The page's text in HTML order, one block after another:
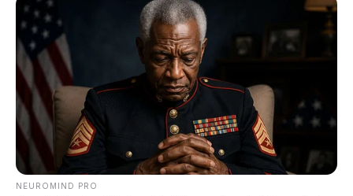
NEUROMIND PRO